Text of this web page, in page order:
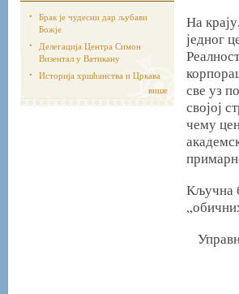
Брак је чудесни дар љубави
Божје
Делегација Центра Симон
Визентал у Ватикану
Историја хршћанства и Цркава
више
На
једног
све уз
својој
чему
Кључна